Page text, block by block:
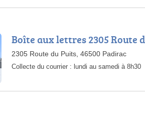
Boîte aux lettres 2305 Route
2305 Route du Puits, 46500 Padirac
Collecte du courrier : lundi au samedi à 8h30